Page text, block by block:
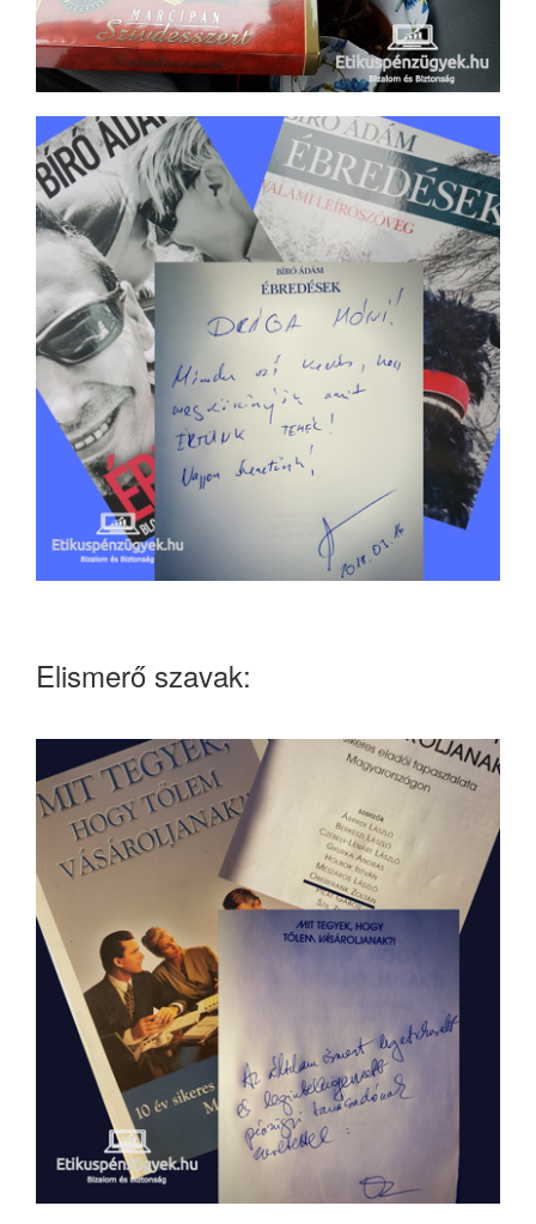
Elismerő szavak: